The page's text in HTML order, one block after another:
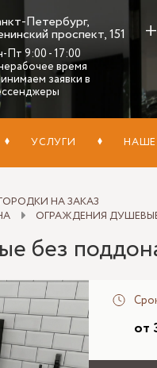
Петербург,
проспект, 151
Пт 9:00 - 17:00
время
заявки в
УСЛУГИ
НА ЗАКАЗ
ОГРАЖДЕНИЯ
без
от